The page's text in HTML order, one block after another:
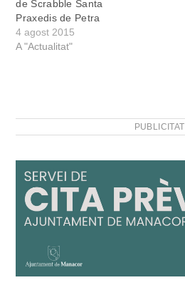
de Scrabble Santa
Praxedis de Petra
4 agost 2015
A "Actualitat"
PUBLICITAT